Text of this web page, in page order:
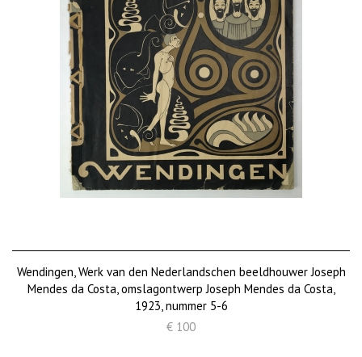
Wendingen, Werk van den Nederlandschen beeldhouwer Joseph
Mendes da Costa, omslagontwerp Joseph Mendes da Costa,
1923, nummer 5-6
€ 100